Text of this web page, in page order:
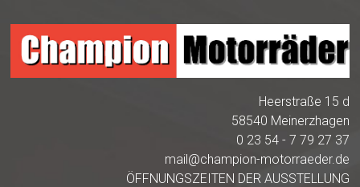
Heerstraße 15 d
58540 Meinerzhagen
0 23 54 - 7 79 27 37
mail@champion-motorraeder.de
ÖFFNUNGSZEITEN DER AUSSTELLUNG